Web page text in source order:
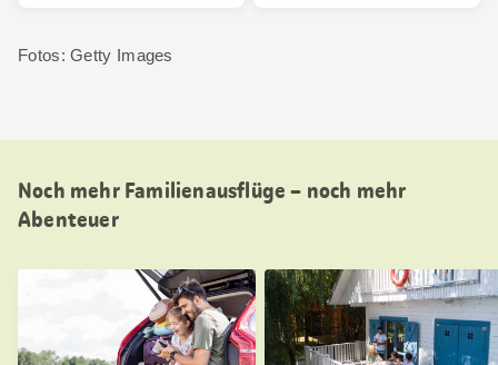
Fotos: Getty Images
Noch mehr Familienausflüge – noch mehr
Abenteuer